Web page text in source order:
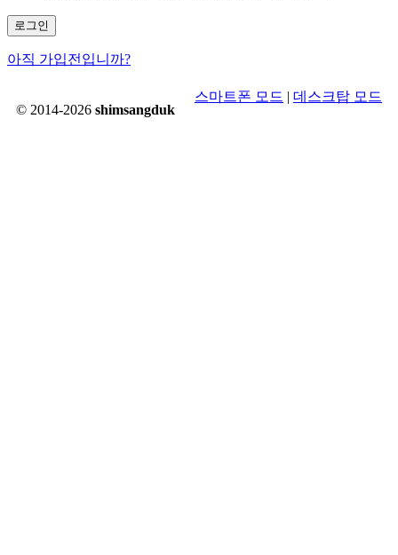
로그인
아직 가입전입니까?
© 2014-2026 shimsangduk
스마트폰 모드 | 데스크탑 모드